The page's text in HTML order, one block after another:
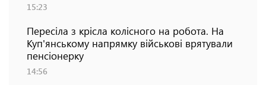
15:23
Пересіла з крісла колісного на робота. На
Куп'янському напрямку військові врятували
пенсіонерку
14:56